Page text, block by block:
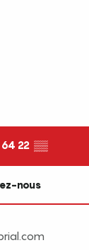
64 22 ▒▒
nous